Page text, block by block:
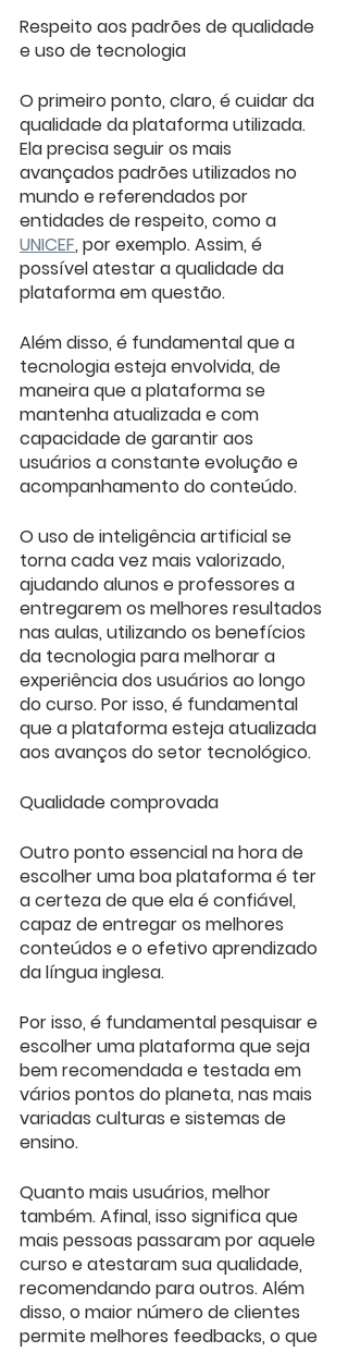
Respeito aos padrões de qualidade
e uso de tecnologia
O primeiro ponto, claro, é cuidar da
qualidade da plataforma utilizada.
Ela precisa seguir os mais
avançados padrões utilizados no
mundo e referendados por
entidades de respeito, como a
UNICEF, por exemplo. Assim, é
possível atestar a qualidade da
plataforma em questão.
Além disso, é fundamental que a
tecnologia esteja envolvida, de
maneira que a plataforma se
mantenha atualizada e com
capacidade de garantir aos
usuários a constante evolução e
acompanhamento do conteúdo.
O uso de inteligência artificial se
torna cada vez mais valorizado,
ajudando alunos e professores a
entregarem os melhores resultados
nas aulas, utilizando os benefícios
da tecnologia para melhorar a
experiência dos usuários ao longo
do curso. Por isso, é fundamental
que a plataforma esteja atualizada
aos avanços do setor tecnológico.
Qualidade comprovada
Outro ponto essencial na hora de
escolher uma boa plataforma é ter
a certeza de que ela é confiável,
capaz de entregar os melhores
conteúdos e o efetivo aprendizado
da língua inglesa.
Por isso, é fundamental pesquisar e
escolher uma plataforma que seja
bem recomendada e testada em
vários pontos do planeta, nas mais
variadas culturas e sistemas de
ensino.
Quanto mais usuários, melhor
também. Afinal, isso significa que
mais pessoas passaram por aquele
curso e atestaram sua qualidade,
recomendando para outros. Além
disso, o maior número de clientes
permite melhores feedbacks, o que